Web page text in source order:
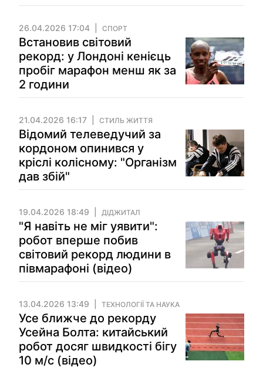
26.04.2026 17:04 СПОРТ
Встановив світовий
рекорд: у Лондоні кенієць
пробіг марафон менш як за
2 години
21.04.2026 16:17 СТИЛЬ ЖИТТЯ
Відомий телеведучий за
кордоном опинився у
кріслі колісному: "Організм
дав збій"
19.04.2026 18:49 ДІДЖИТАЛ
"Я навіть не міг уявити":
робот вперше побив
світовий рекорд людини в
півмарафоні (відео)
13.04.2026 13:49 ТЕХНОЛОГІЇ ТА НАУКА
Усе ближче до рекорду
Усейна Болта: китайський
робот досяг швидкості бігу
10 м/с (відео)